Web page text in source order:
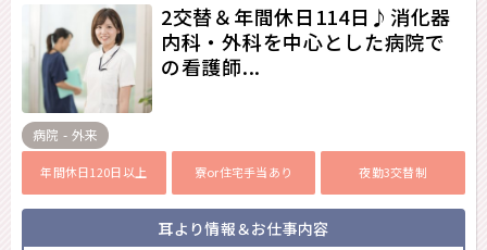
2交替＆年間休日114日♪消化器
内科・外科を中心とした病院で
の看護師...
病院 - 外来
年間休日120日以上 寮or住宅手当あり 夜勤3交替制
耳より情報＆お仕事内容